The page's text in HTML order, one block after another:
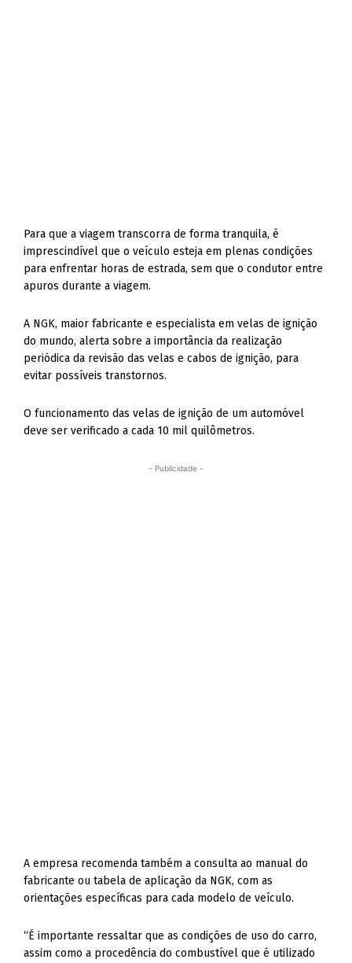
Para que a viagem transcorra de forma tranquila, é
imprescindível que o veículo esteja em plenas condições
para enfrentar horas de estrada, sem que o condutor entre
apuros durante a viagem.
A NGK, maior fabricante e especialista em velas de ignição
do mundo, alerta sobre a importância da realização
periódica da revisão das velas e cabos de ignição, para
evitar possíveis transtornos.
O funcionamento das velas de ignição de um automóvel
deve ser verificado a cada 10 mil quilômetros.
- Publicidade -
A empresa recomenda também a consulta ao manual do
fabricante ou tabela de aplicação da NGK, com as
orientações específicas para cada modelo de veículo.
“É importante ressaltar que as condições de uso do carro,
assim como a procedência do combustível que é utilizado